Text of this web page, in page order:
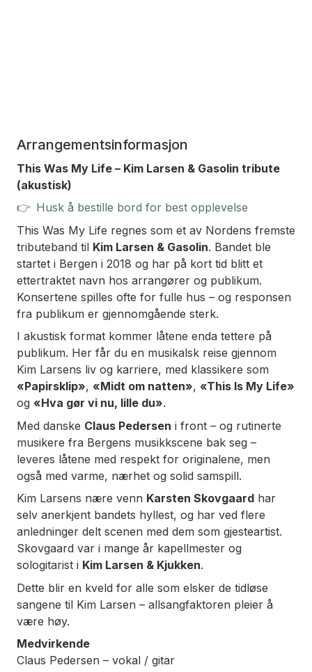
Arrangementsinformasjon
This Was My Life – Kim Larsen & Gasolin tribute
(akustisk)
👉 Husk å bestille bord for best opplevelse
This Was My Life regnes som et av Nordens fremste
tributeband til Kim Larsen & Gasolin. Bandet ble
startet i Bergen i 2018 og har på kort tid blitt et
ettertraktet navn hos arrangører og publikum.
Konsertene spilles ofte for fulle hus – og responsen
fra publikum er gjennomgående sterk.
I akustisk format kommer låtene enda tettere på
publikum. Her får du en musikalsk reise gjennom
Kim Larsens liv og karriere, med klassikere som
«Papirsklip», «Midt om natten», «This Is My Life»
og «Hva gør vi nu, lille du».
Med danske Claus Pedersen i front – og rutinerte
musikere fra Bergens musikkscene bak seg –
leveres låtene med respekt for originalene, men
også med varme, nærhet og solid samspill.
Kim Larsens nære venn Karsten Skovgaard har
selv anerkjent bandets hyllest, og har ved flere
anledninger delt scenen med dem som gjesteartist.
Skovgaard var i mange år kapellmester og
sologitarist i Kim Larsen & Kjukken.
Dette blir en kveld for alle som elsker de tidløse
sangene til Kim Larsen – allsangfaktoren pleier å
være høy.
Medvirkende
Claus Pedersen – vokal / gitar